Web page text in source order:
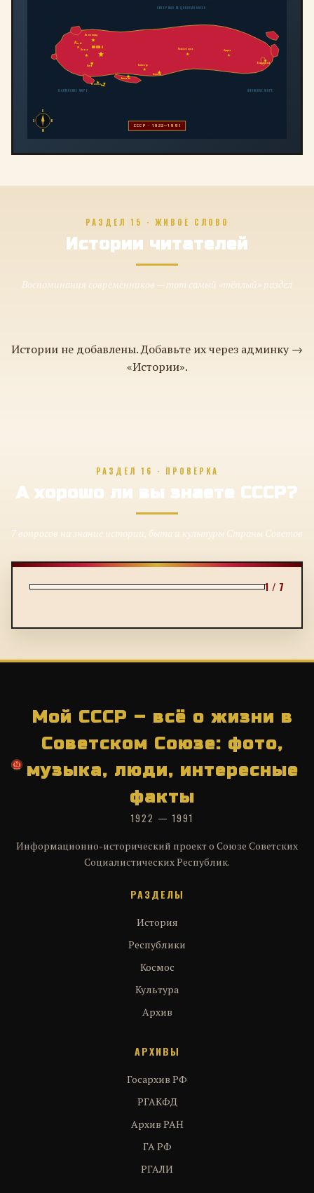
МОСКВА
Ленинград
Киев
Минск
Ташкент
Алма-Ата
Байконур
Новосибирск Иркутск
Владивосток
ТбилисиБаку
Рига
С
Ю
З
В
СССР · 1922—1991
БАЛТИЙСКОЕ МОРЕ
СЕВЕРНЫЙ ЛЕДОВИТЫЙ ОКЕАН
ЯПОНСКОЕ МОРЕ
РАЗДЕЛ 15 · ЖИВОЕ СЛОВО
Истории читателей
Воспоминания современников — тот самый «тёплый» раздел
Истории не добавлены. Добавьте их через админку →
«Истории».
РАЗДЕЛ 16 · ПРОВЕРКА
А хорошо ли вы знаете СССР?
7 вопросов на знание истории, быта и культуры Страны Советов
1 / 7
Мой СССР – всё о жизни в
Советском Союзе: фото,
музыка, люди, интересные
факты
1922 — 1991
Информационно-исторический проект о Союзе Советских
Социалистических Республик.
РАЗДЕЛЫ
История
Республики
Космос
Культура
Архив
АРХИВЫ
Госархив РФ
РГАКФД
Архив РАН
ГА РФ
РГАЛИ